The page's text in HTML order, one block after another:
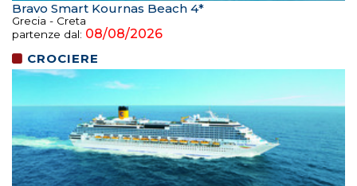
Bravo Smart Kournas Beach 4*
Grecia - Creta
partenze dal: 08/08/2026
CROCIERE